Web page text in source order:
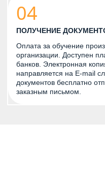
04
ПОЛУЧЕНИЕ
Оплата за обучение
организации. Доступен
банков. Электронная
направляется на E-mail
документов бесплатно
заказным письмом.